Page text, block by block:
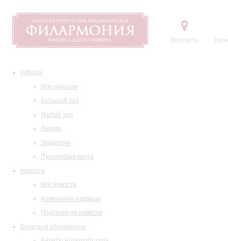
Контакты
Афиша
Все события
Большой зал
Малый зал
Лекции
Экскурсии
Пушкинская карта
Новости
Все новости
Изменения в афише
Подписка на новости
Билеты и абонементы